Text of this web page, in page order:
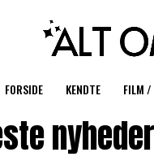
FORSIDE KENDTE FILM